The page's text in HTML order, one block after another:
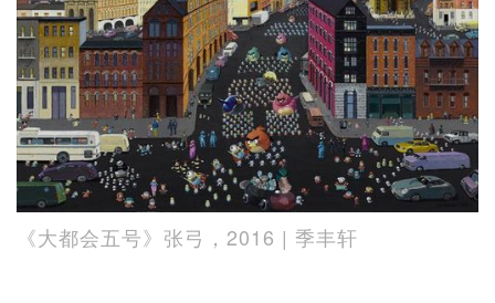
《大都会五号》张弓，2016 | 季丰轩